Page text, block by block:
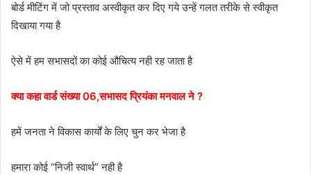
बोर्ड मीटिंग में जो प्रस्ताव अस्वीकृत कर दिए गये उन्हें गलत तरीके से स्वीकृत
दिखाया गया है
ऐसे में हम सभासदों का कोई औचित्य नही रह जाता है
क्या कहा वार्ड संख्या 06,सभासद प्रियंका मनवाल ने ?
हमें जनता ने विकास कार्यों के लिए चुन कर भेजा है
हमारा कोई “निजी स्वार्थ” नही है